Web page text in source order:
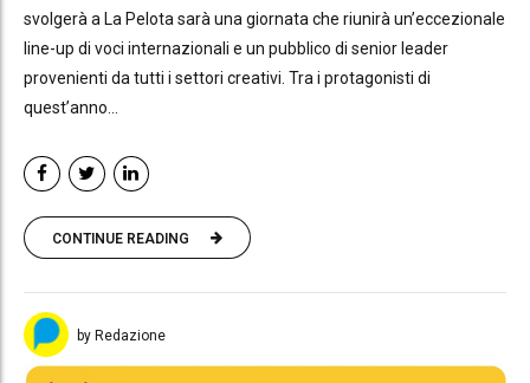
svolgerà a La Pelota sarà una giornata che riunirà un’eccezionale
line-up di voci internazionali e un pubblico di senior leader
provenienti da tutti i settori creativi. Tra i protagonisti di
quest’anno...
CONTINUE READING
by Redazione